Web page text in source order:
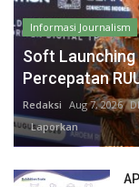
Informasi Journalism
Soft Launching
Percepatan
Redaksi Aug 7, 2026
Laporkan